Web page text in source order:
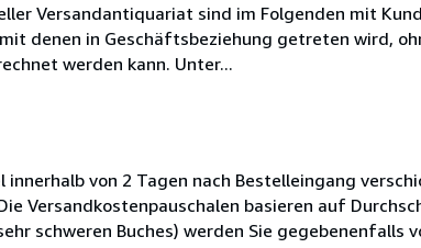
Versandantiquariat sind im Folgenden mit
denen in Geschäftsbeziehung getreten wird,
werden kann. Unter...
innerhalb von 2 Tagen nach Bestelleingang
Versandkostenpauschalen basieren auf
schweren Buches) werden Sie gegebenenfalls